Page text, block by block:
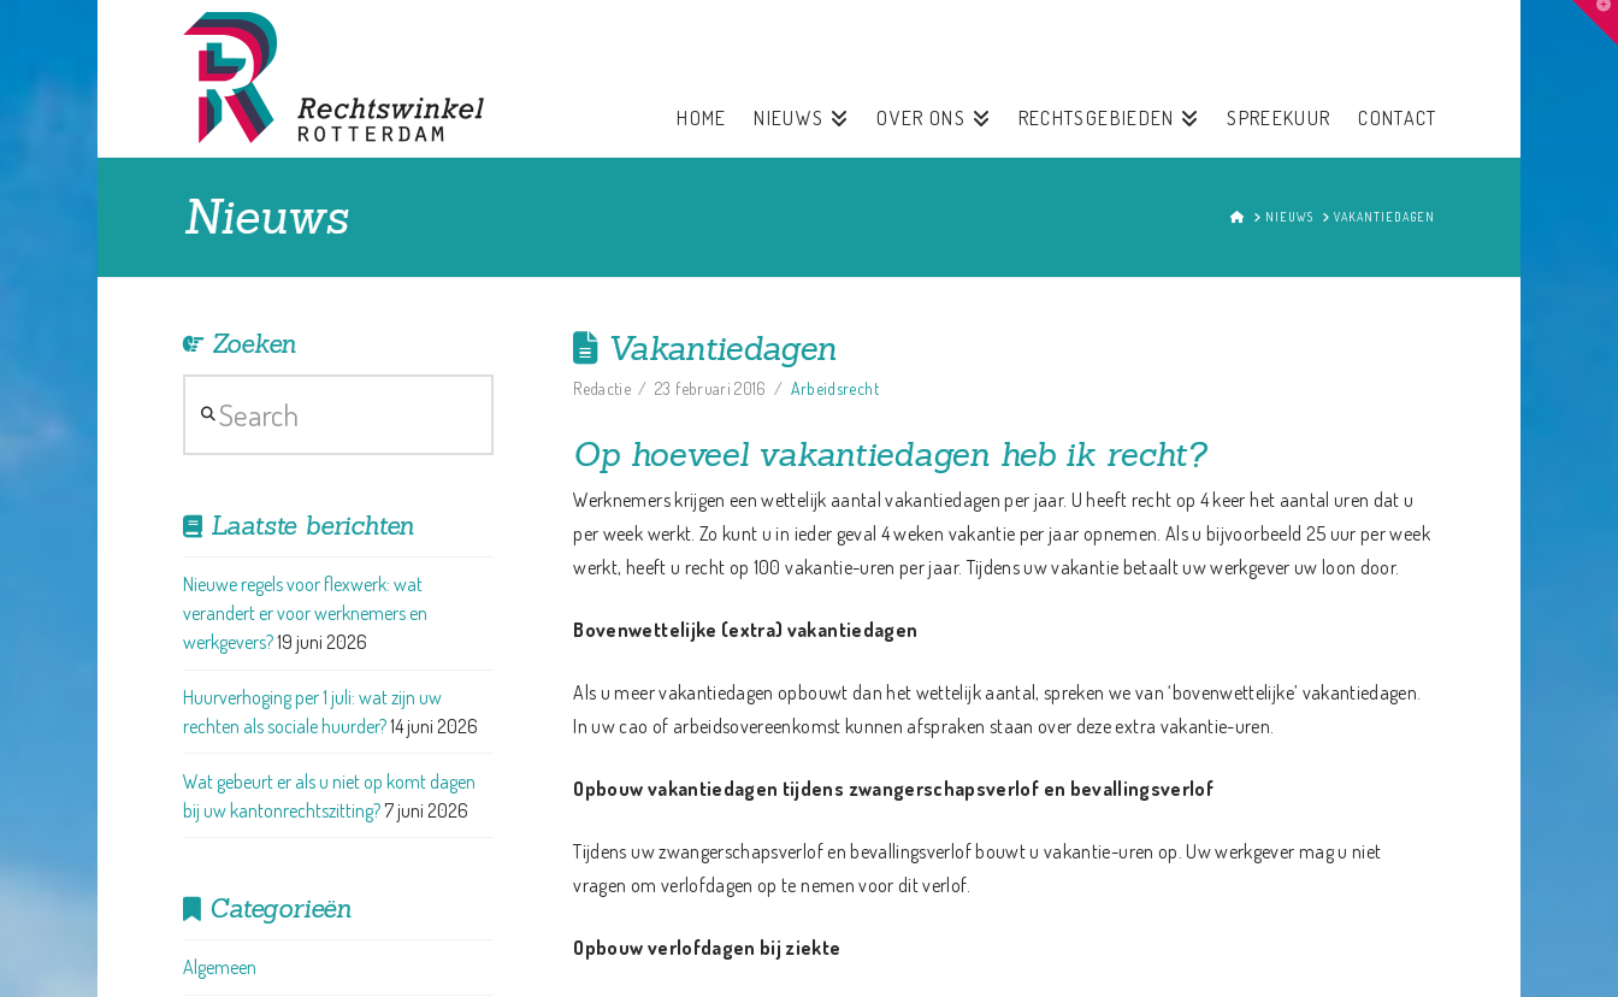
HOME NIEUWS OVER ONS RECHTSGEBIEDEN SPREEKUUR CONTACT
Nieuws HOMENIEUWS VAKANTIEDAGEN
Vakantiedagen
Redactie 23 februari 2016 Arbeidsrecht
Op hoeveel vakantiedagen heb ik recht?
Werknemers krijgen een wettelijk aantal vakantiedagen per jaar. U heeft recht op 4 keer het aantal uren dat u
per week werkt. Zo kunt u in ieder geval 4 weken vakantie per jaar opnemen. Als u bijvoorbeeld 25 uur per week
werkt, heeft u recht op 100 vakantie-uren per jaar. Tijdens uw vakantie betaalt uw werkgever uw loon door.
Bovenwettelijke (extra) vakantiedagen
Als u meer vakantiedagen opbouwt dan het wettelijk aantal, spreken we van ‘bovenwettelijke’ vakantiedagen.
In uw cao of arbeidsovereenkomst kunnen afspraken staan over deze extra vakantie-uren.
Opbouw vakantiedagen tijdens zwangerschapsverlof en bevallingsverlof
Tijdens uw zwangerschapsverlof en bevallingsverlof bouwt u vakantie-uren op. Uw werkgever mag u niet
vragen om verlofdagen op te nemen voor dit verlof.
Opbouw verlofdagen bij ziekte
Zoeken
Laatste berichten
Nieuwe regels voor flexwerk: wat
verandert er voor werknemers en
werkgevers?19 juni 2026
Huurverhoging per 1 juli: wat zijn uw
rechten als sociale huurder?14 juni 2026
Wat gebeurt er als u niet op komt dagen
bij uw kantonrechtszitting?7 juni 2026
Categorieën
Algemeen